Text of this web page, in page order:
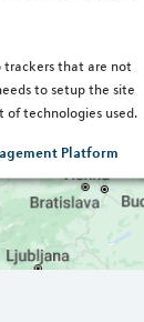
that are not
to setup the site
technologies used.
Platform